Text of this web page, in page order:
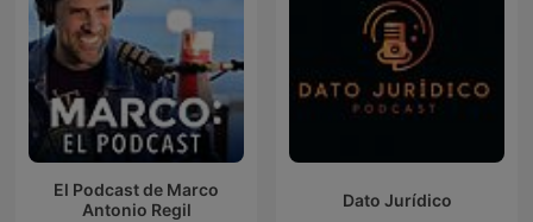
El Podcast de Marco
Antonio Regil
Dato Jurídico